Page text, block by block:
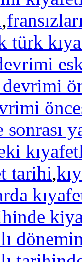
,
türk
tarihi,